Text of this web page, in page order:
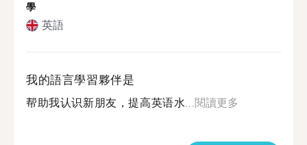
學
英語
我的語言學習夥伴是
帮助我认识新朋友，提高英语水...閱讀更多